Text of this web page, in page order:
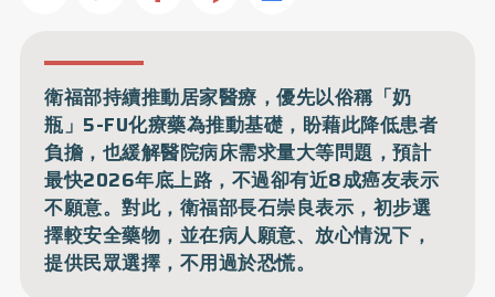
衛福部持續推動居家醫療，優先以俗稱「奶
瓶」5-FU化療藥為推動基礎，盼藉此降低患者
負擔，也緩解醫院病床需求量大等問題，預計
最快2026年底上路，不過卻有近8成癌友表示
不願意。對此，衛福部長石崇良表示，初步選
擇較安全藥物，並在病人願意、放心情況下，
提供民眾選擇，不用過於恐慌。